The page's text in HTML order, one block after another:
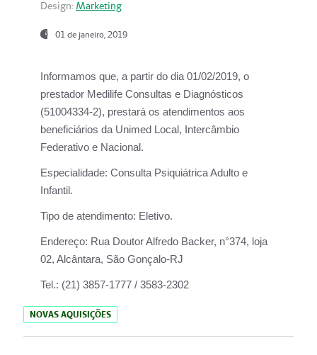
Design: Marketing
01 de janeiro, 2019
Informamos que, a partir do dia 01/02/2019, o
prestador Medilife Consultas e Diagnósticos
(51004334-2), prestará os atendimentos aos
beneficiários da Unimed Local, Intercâmbio
Federativo e Nacional.
Especialidade: Consulta Psiquiátrica Adulto e
Infantil.
Tipo de atendimento: Eletivo.
Endereço: Rua Doutor Alfredo Backer, n°374, loja
02, Alcântara, São Gonçalo-RJ
Tel.: (21) 3857-1777 / 3583-2302
NOVAS AQUISIÇÕES